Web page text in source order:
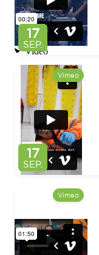
17
SEP.
17
SEP.
Vimeo
Vimeo